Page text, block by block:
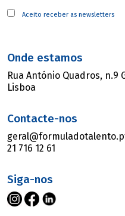
Aceito receber as newsletters
Onde estamos
Rua António Quadros, n.9
Lisboa
Contacte-nos
21 716 12 61
Siga-nos